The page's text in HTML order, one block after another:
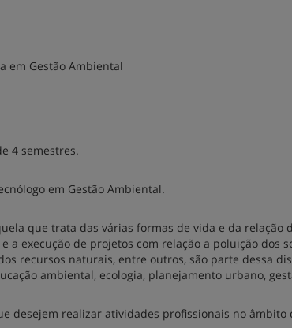
em Gestão Ambiental
4 semestres.
em Gestão Ambiental.
que trata das várias formas de vida e da relação
a execução de projetos com relação a poluição dos
recursos naturais, entre outros, são parte dessa
ambiental, ecologia, planejamento urbano,
desejem realizar atividades profissionais no